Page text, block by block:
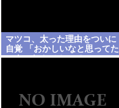
マツコ、太った理由をついに
自覚 「おかしいなと思ってた
のよ、なんで？って」